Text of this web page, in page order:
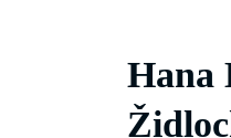
Hana